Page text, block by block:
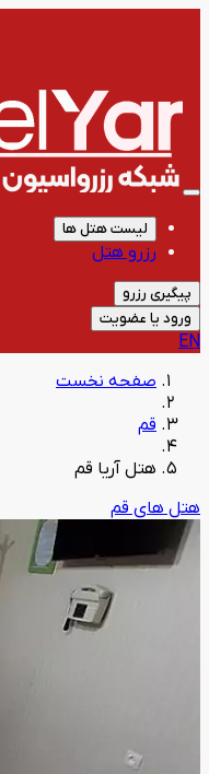
لیست هتل ها
رزرو هتل
پیگیری رزرو
ورود یا عضویت
EN
صفحه نخست
قم
هتل آریا قم
هتل های قم